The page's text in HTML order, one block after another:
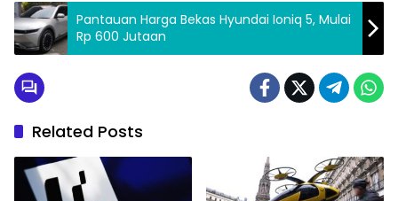
Pantauan Harga Bekas Hyundai Ioniq 5, Mulai
Rp 600 Jutaan
Related Posts